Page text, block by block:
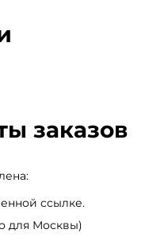
заказов
ссылке.
для Москвы)